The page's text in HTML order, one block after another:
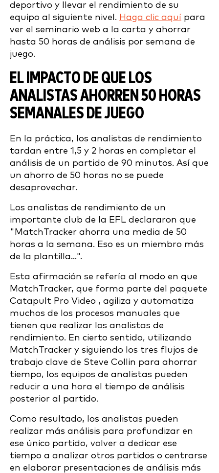
deportivo y llevar el rendimiento de su
equipo al siguiente nivel. Haga clic aquí para
ver el seminario web a la carta y ahorrar
hasta 50 horas de análisis por semana de
juego.
EL IMPACTO DE QUE LOS
ANALISTAS AHORREN 50 HORAS
SEMANALES DE JUEGO
En la práctica, los analistas de rendimiento
tardan entre 1,5 y 2 horas en completar el
análisis de un partido de 90 minutos. Así que
un ahorro de 50 horas no se puede
desaprovechar.
Los analistas de rendimiento de un
importante club de la EFL declararon que
"MatchTracker ahorra una media de 50
horas a la semana. Eso es un miembro más
de la plantilla...".
Esta afirmación se refería al modo en que
MatchTracker, que forma parte del paquete
Catapult Pro Video , agiliza y automatiza
muchos de los procesos manuales que
tienen que realizar los analistas de
rendimiento. En cierto sentido, utilizando
MatchTracker y siguiendo los tres flujos de
trabajo clave de Steve Collin para ahorrar
tiempo, los equipos de analistas pueden
reducir a una hora el tiempo de análisis
posterior al partido.
Como resultado, los analistas pueden
realizar más análisis para profundizar en
ese único partido, volver a dedicar ese
tiempo a analizar otros partidos o centrarse
en elaborar presentaciones de análisis más